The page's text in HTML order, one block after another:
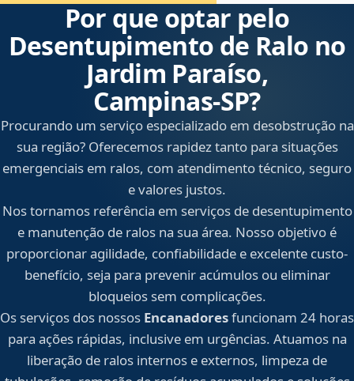
Por que optar pelo
Desentupimento de Ralo no
Jardim Paraíso,
Campinas‑SP?
Procurando um serviço especializado em desobstrução na
sua região? Oferecemos rapidez tanto para situações
emergenciais em ralos, com atendimento técnico, seguro
e valores justos.
Nos tornamos referência em serviços de desentupimento
e manutenção de ralos na sua área. Nosso objetivo é
proporcionar agilidade, confiabilidade e excelente custo-
benefício, seja para prevenir acúmulos ou eliminar
bloqueios sem complicações.
Os serviços dos nossos Encanadoresfuncionam 24 horas
para ações rápidas, inclusive em urgências. Atuamos na
liberação de ralos internos e externos, limpeza de